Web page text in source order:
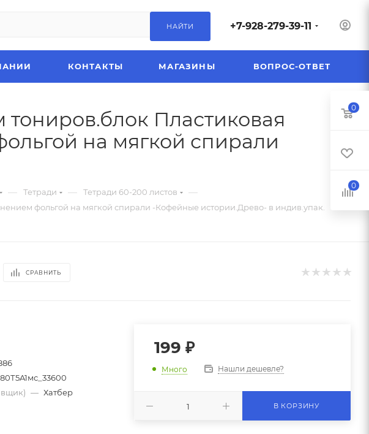
НАЙТИ +7-928-279-39-11
КОНТАКТЫ МАГАЗИНЫ ВОПРОС-ОТВЕТ
тониров.блок Пластиковая
на мягкой спирали
— Тетради — Тетради 60-200 листов —
фольгой на мягкой спирали -Кофейные истории.Древо- в индив.упак.
СРАВНИТЬ
80Т5A1мс_33600
— Хатбер
199 ₽
Много Нашли дешевле?
В КОРЗИНУ
0
0